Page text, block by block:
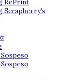
RePrint
Scrapberry's
Sospeso
Sospeso